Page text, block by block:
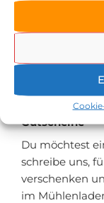
erfahren,
Kategorien
für dich
Probiere es
Gutscheine
Du möchtest
schreibe uns,
verschenken
im